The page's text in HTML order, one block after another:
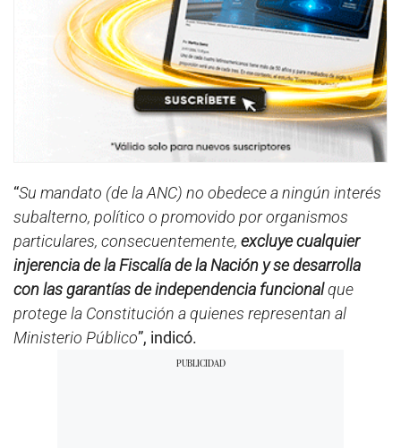
“Su mandato (de la ANC) no obedece a ningún interés
subalterno, político o promovido por organismos
particulares, consecuentemente, excluye cualquier
injerencia de la Fiscalía de la Nación y se desarrolla
con las garantías de independencia funcionalque
protege la Constitución a quienes representan al
Ministerio Público”, indicó.